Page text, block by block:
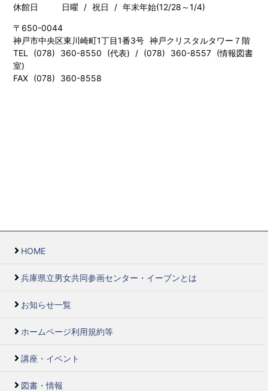
休館日
日曜 / 祝日 / 年末年始(12/28～1/4)
〒650-0044
神戸市中央区東川崎町1丁目1番3号 神戸クリスタルタワー７階
TEL (078) 360-8550 (代表) / (078) 360-8557 (情報図書
室)
FAX (078) 360-8558
HOME
兵庫県立男女共同参画センター・イーブンとは
お知らせ一覧
ホームページ利用規約等
講座・イベント
図書・情報